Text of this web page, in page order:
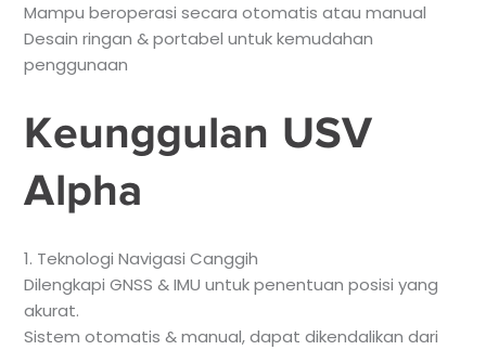
Mampu beroperasi secara otomatis atau manual
Desain ringan & portabel untuk kemudahan
penggunaan
Keunggulan USV
Alpha
1. Teknologi Navigasi Canggih
Dilengkapi GNSS & IMU untuk penentuan posisi yang
akurat.
Sistem otomatis & manual, dapat dikendalikan dari